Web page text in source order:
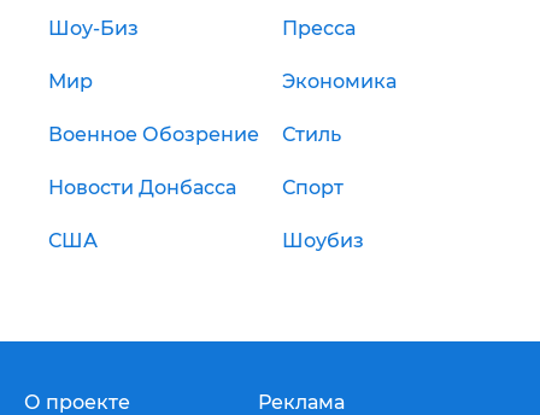
Шоу-Биз Пресса
Мир Экономика
Военное Обозрение Стиль
Новости Донбасса Спорт
США Шоубиз
О проекте Реклама